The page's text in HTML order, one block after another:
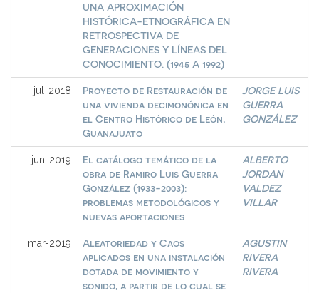
UNA APROXIMACIÓN
HISTÓRICA-ETNOGRÁFICA EN
RETROSPECTIVA DE
GENERACIONES Y LÍNEAS DEL
CONOCIMIENTO. (1945 A 1992)
jul-2018
Proyecto de Restauración de
una vivienda decimonónica en
el Centro Histórico de León,
Guanajuato
JORGE LUIS
GUERRA
GONZÁLEZ
jun-2019
El catálogo temático de la
obra de Ramiro Luis Guerra
González (1933-2003):
problemas metodológicos y
nuevas aportaciones
ALBERTO
JORDAN
VALDEZ
VILLAR
mar-2019
Aleatoriedad y Caos
aplicados en una instalación
dotada de movimiento y
sonido, a partir de lo cual se
AGUSTIN
RIVERA
RIVERA